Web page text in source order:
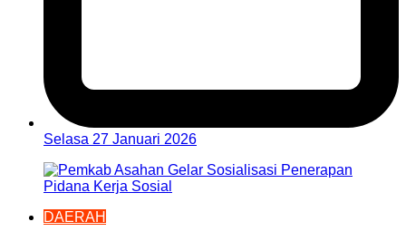
Selasa 27 Januari 2026
DAERAH